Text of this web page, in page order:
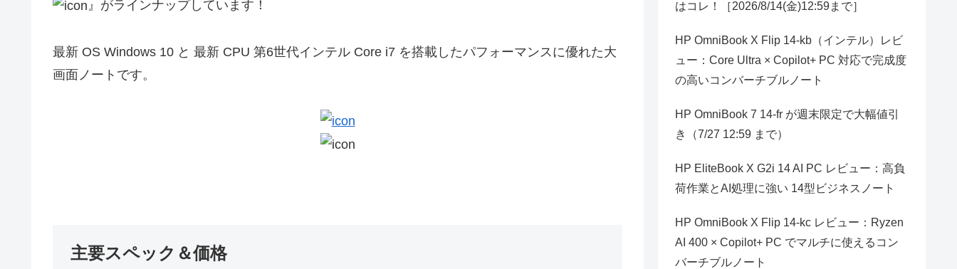
』がラインナップしています！
最新 OS Windows 10 と 最新 CPU 第6世代インテル Core i7 を搭載したパフォーマンスに優れた大
画面ノートです。
主要スペック＆価格
はコレ！［2026/8/14(金)12:59まで］
HP OmniBook X Flip 14-kb（インテル）レビ
ュー：Core Ultra × Copilot+ PC 対応で完成度
の高いコンバーチブルノート
HP OmniBook 7 14-fr が週末限定で大幅値引
き（7/27 12:59 まで）
HP EliteBook X G2i 14 AI PC レビュー：高負
荷作業とAI処理に強い 14型ビジネスノート
HP OmniBook X Flip 14-kc レビュー：Ryzen
AI 400 × Copilot+ PC でマルチに使えるコン
バーチブルノート